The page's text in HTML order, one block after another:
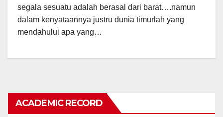
segala sesuatu adalah berasal dari barat….namun
dalam kenyataannya justru dunia timurlah yang
mendahului apa yang…
ACADEMIC RECORD